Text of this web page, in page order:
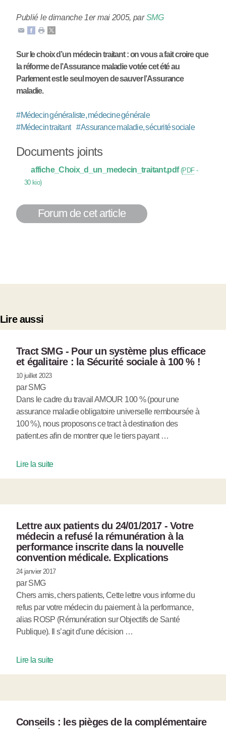
Publié le dimanche 1er mai 2005, parSMG
Sur le choix d’un médecin traitant : on vous a fait croire que
la réforme de l’Assurance maladie votée cet été au
Parlement est le seul moyen de sauver l’Assurance
maladie.
#Médecin généraliste, médecine générale
#Médecin traitant #Assurance maladie, sécurité sociale
Documents joints
affiche_Choix_d_un_medecin_traitant.pdf (PDF-
30 kio)
Forum de cet article
Lire aussi
Tract SMG - Pour un système plus efficace
et égalitaire : la Sécurité sociale à 100 % !
10 juillet 2023
par SMG
Dans le cadre du travail AMOUR 100 % (pour une
assurance maladie obligatoire universelle remboursée à
100 %), nous proposons ce tract à destination des
patient.es afin de montrer que le tiers payant …
Lire la suite
Lettre aux patients du 24/01/2017 - Votre
médecin a refusé la rémunération à la
performance inscrite dans la nouvelle
convention médicale. Explications
24 janvier 2017
par SMG
Chers amis, chers patients, Cette lettre vous informe du
refus par votre médecin du paiement à la performance,
alias ROSP (Rémunération sur Objectifs de Santé
Publique). Il s’agit d’une décision …
Lire la suite
Conseils : les pièges de la complémentaire